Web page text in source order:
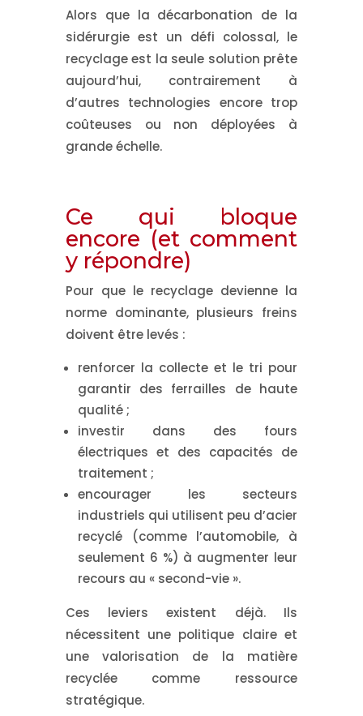
Alors que la décarbonation de la
sidérurgie est un défi colossal, le
recyclage est la seule solution prête
aujourd’hui, contrairement à
d’autres technologies encore trop
coûteuses ou non déployées à
grande échelle.
Ce qui bloque
encore (et comment
y répondre)
Pour que le recyclage devienne la
norme dominante, plusieurs freins
doivent être levés :
renforcer la collecteet le tri pour
garantir des ferrailles de haute
qualité ;
investir dans des fours
électriques et des capacités de
traitement ;
encourager les secteurs
industriels qui utilisent peu d’acier
recyclé (comme l’automobile, à
seulement 6 %) à augmenter leur
recours au « second-vie ».
Ces leviers existent déjà. Ils
nécessitent une politique claire et
une valorisation de la matière
recyclée comme ressource
stratégique.